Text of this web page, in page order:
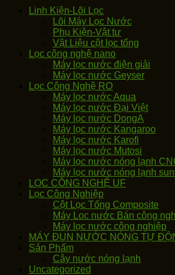
Linh Kiện-Lõi Lọc
Lõi Máy Lọc Nước
Phụ Kiện-Vật tư
Vật Liệu cột lọc tổng
Lọc công nghệ nano
Máy lọc nước điện giải
Máy lọc nước Geyser
Lọc Công Nghệ RO
Máy lọc nước Aqua
Máy lọc nước Đại Việt
Máy lọc nước DongA
Máy lọc nước Kangaroo
Máy lọc nước Karofi
Máy lọc nước Mutosi
Máy lọc nước nóng lạnh
Máy lọc nước nóng lạnh
LỌC CÔNG NGHỆ UF
Lọc Công Nghiệp
Cột Lọc Tổng Composite
Máy Loc nước Bán công
Máy lọc nước công nghiệp
MÁY ĐUN NƯỚC NÓNG TỰ
Sản Phẩm
Cây nước nóng lạnh
Uncategorized